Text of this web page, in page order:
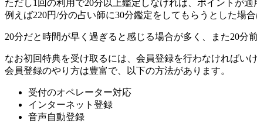
ただし1回の利用で20分以上鑑定 しなければ、ポイントが適
例えば220円/分の占い師に30分鑑定をしてもらうとした場
20分だと時間が早く過ぎると感じる場合が多く、また20分
なお初回特典を受け取るには、会員登録を行わなければいけ
会員登録のやり方は豊富で、以下の方法があります。
受付のオペレーター対応
インターネット登録
音声自動登録